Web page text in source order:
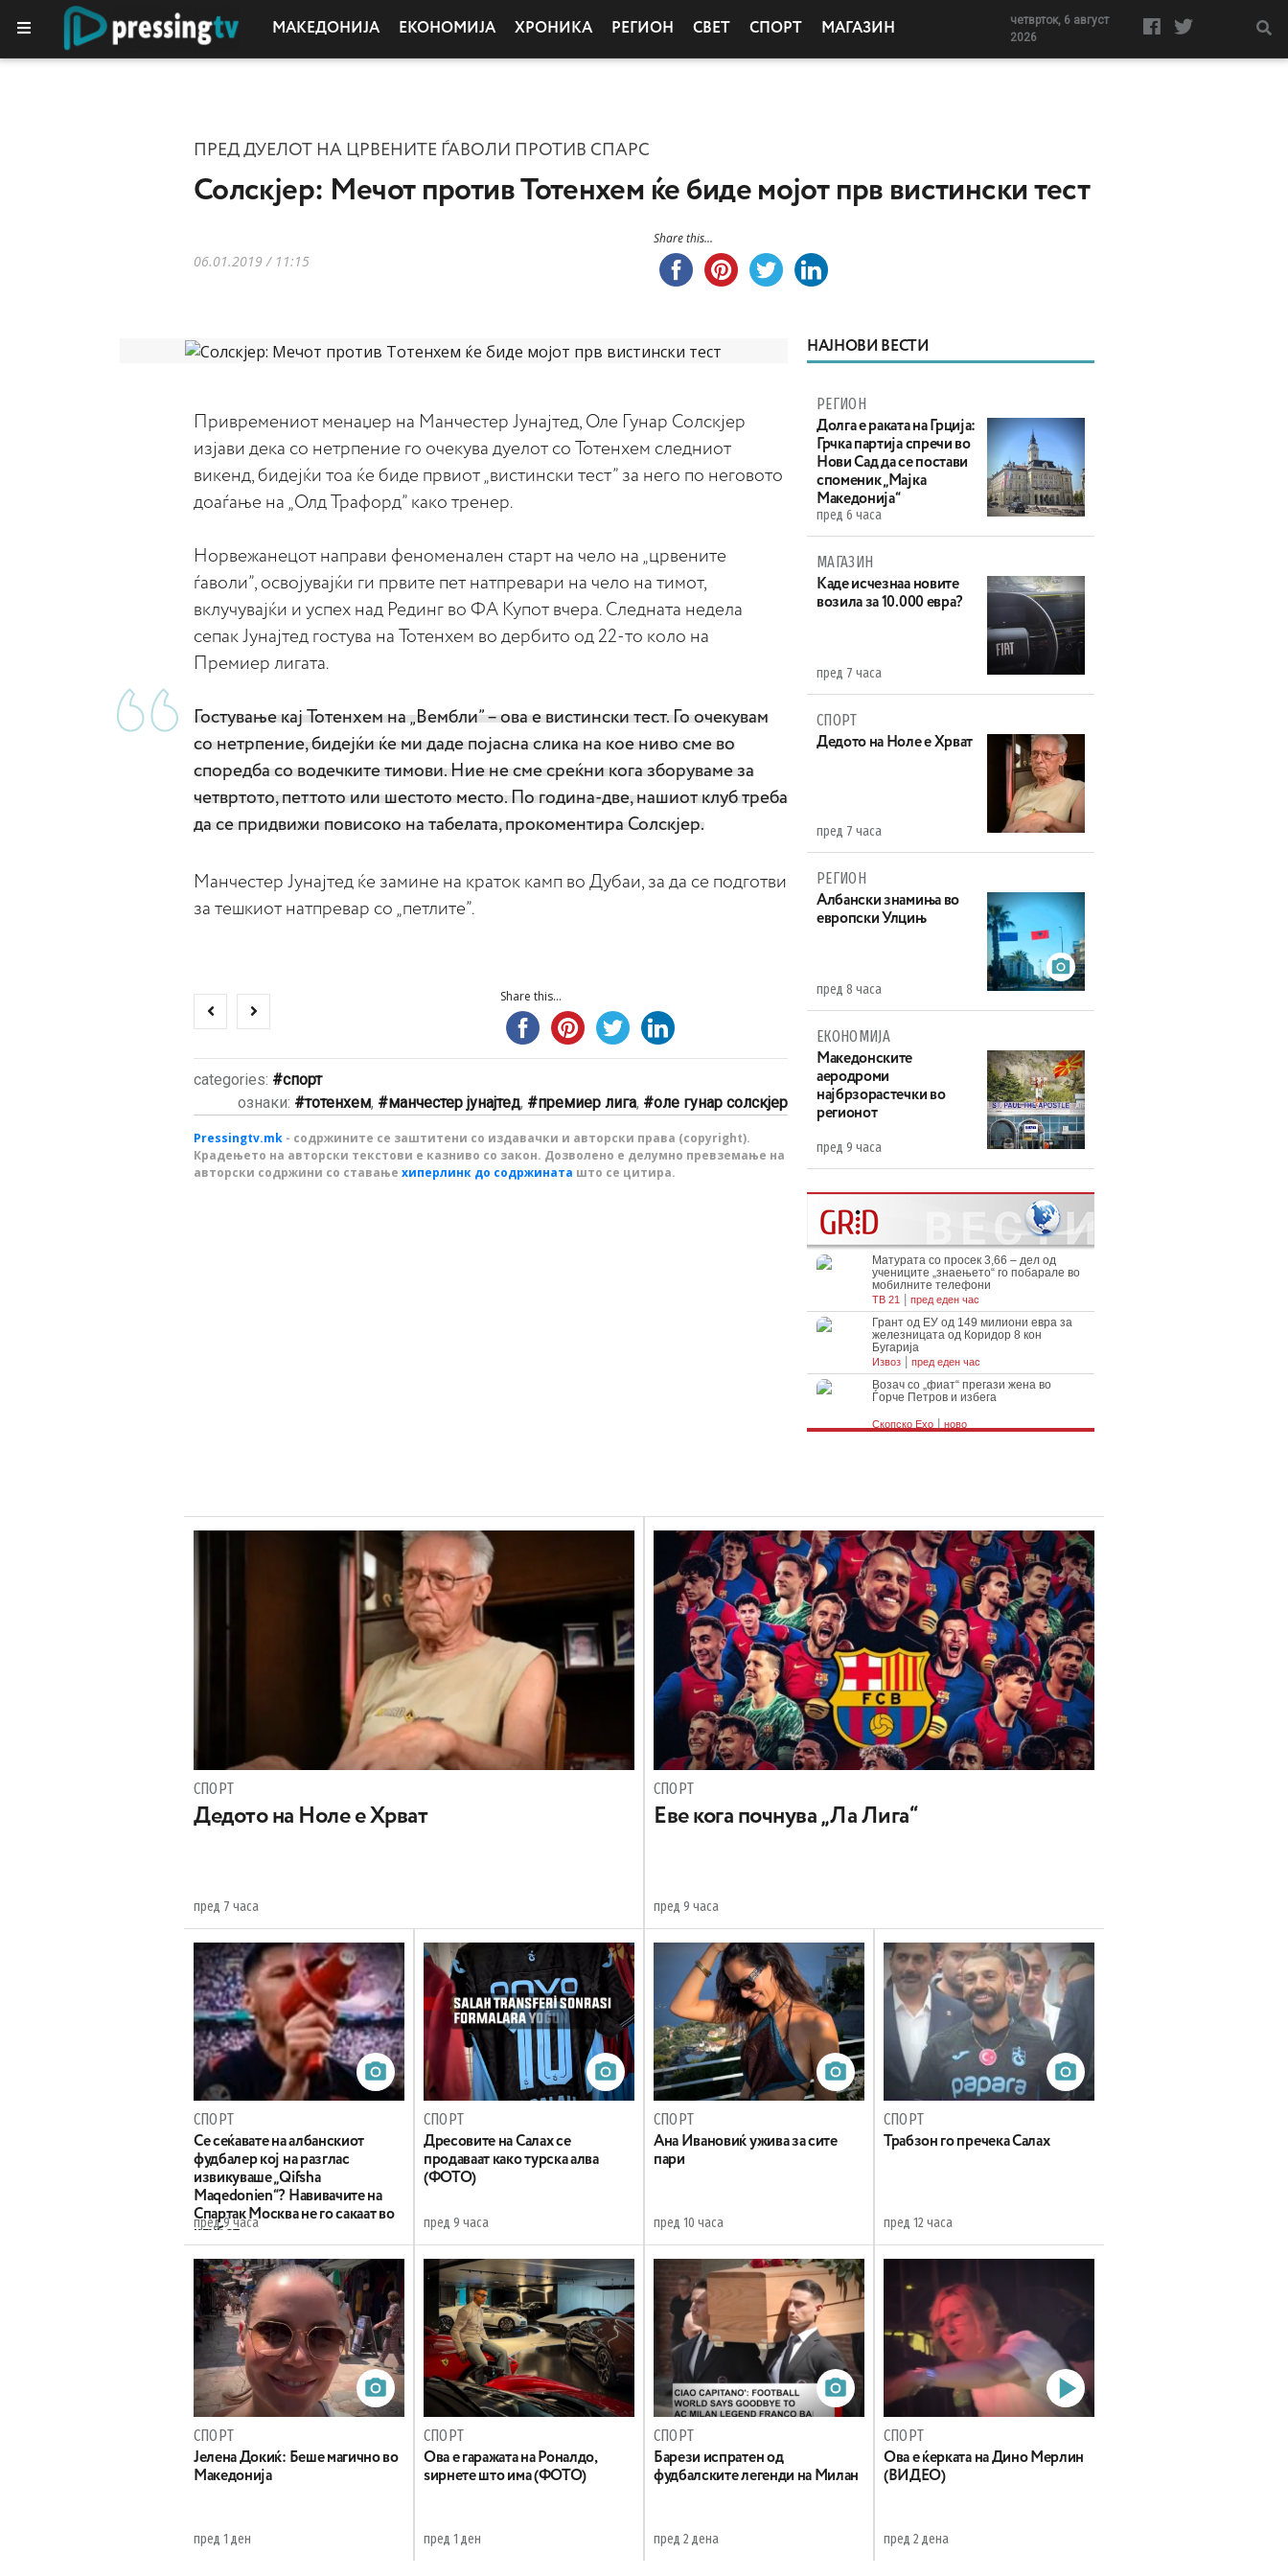
МАКЕДОНИЈА ЕКОНОМИЈА ХРОНИКА РЕГИОН СВЕТ СПОРТ МАГАЗИН
четврток, 6 август
2026
ПРЕД ДУЕЛОТ НА ЦРВЕНИТЕ ЃАВОЛИ ПРОТИВ СПАРС
Солскјер: Мечот против Тотенхем ќе биде мојот прв вистински тест
06.01.2019 / 11:15
Share this...
Привремениот менаџер на Манчестер Јунајтед, Оле Гунар Солскјер
изјави дека со нетрпение го очекува дуелот со Тотенхем следниот
викенд, бидејќи тоа ќе биде првиот „вистински тест” за него по неговото
доаѓање на „Олд Трафорд” како тренер.
Норвежанецот направи феноменален старт на чело на „црвените
ѓаволи”, освојувајќи ги првите пет натпревари на чело на тимот,
вклучувајќи и успех над Рединг во ФА Купот вчера. Следната недела
сепак Јунајтед гостува на Тотенхем во дербито од 22-то коло на
Премиер лигата.
Гостување кај Тотенхем на „Вембли” – ова е вистински тест. Го очекувам
со нетрпение, бидејќи ќе ми даде појасна слика на кое ниво сме во
споредба со водечките тимови. Ние не сме среќни кога зборуваме за
четвртото, петтото или шестото место. По година-две, нашиот клуб треба
да се придвижи повисоко на табелата, прокоментира Солскјер.
Манчестер Јунајтед ќе замине на краток камп во Дубаи, за да се подготви
за тешкиот натпревар со „петлите”.
Share this...
categories:
спорт
ознаки:
тотенхем, манчестер јунајтед, премиер лига, оле гунар солскјер
Pressingtv.mk - содржините се заштитени со издавачки и авторски права (copyright).
Крадењето на авторски текстови е казниво со закон. Дозволено е делумно превземање на
авторски содржини со ставање хиперлинк до содржината што се цитира.
НАЈНОВИ ВЕСТИ
РЕГИОН
Долга е раката на Грција:
Грчка партија спречи во
Нови Сад да се постави
споменик „Мајка
Македонија“
пред 6 часа
МАГАЗИН
Каде исчезнаа новите
возила за 10.000 евра?
пред 7 часа
СПОРТ
Дедото на Ноле е Хрват
пред 7 часа
РЕГИОН
Aлбански знамиња во
европски Улцињ
пред 8 часа
ЕКОНОМИЈА
Maкедонските
аеродроми
најбрзорастечки во
регионот
пред 9 часа
СПОРТ
Дедото на Ноле е Хрват
пред 7 часа
СПОРТ
Еве кога почнува „Ла Лига“
пред 9 часа
СПОРТ
Се сеќавате на албанскиот
фудбалер кој на разглас
извикуваше „Qifsha
Maqedonien“? Навивачите на
Спартак Москва не го сакаат во
клубот
пред 9 часа
СПОРТ
Дресовите на Салах се
продаваат како турска алва
(ФОТО)
пред 9 часа
СПОРТ
Ана Ивановиќ ужива за сите
пари
пред 10 часа
СПОРТ
Трабзон го пречека Салах
пред 12 часа
СПОРТ
Јелена Докиќ: Беше магично во
Македонија
пред 1 ден
СПОРТ
Ова е гаражата на Роналдо,
ѕирнете што има (ФОТО)
пред 1 ден
СПОРТ
Барези испратен од
фудбалските легенди на Милан
пред 2 дена
СПОРТ
Oва е ќерката на Дино Мерлин
(ВИДЕО)
пред 2 дена